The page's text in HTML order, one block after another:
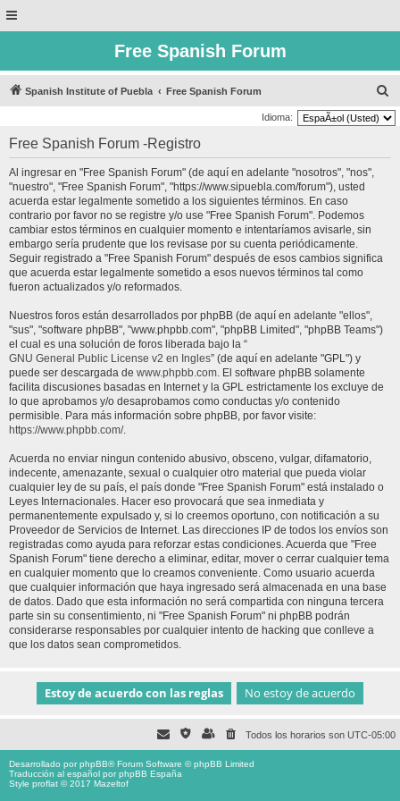
Free Spanish Forum
Spanish Institute of Puebla Free Spanish Forum
u
Idioma:
Free Spanish Forum -Registro
Al ingresar en "Free Spanish Forum" (de aquí en adelante "nosotros", "nos",
"nuestro", "Free Spanish Forum", "https://www.sipuebla.com/forum"), usted
acuerda estar legalmente sometido a los siguientes términos. En caso
contrario por favor no se registre y/o use "Free Spanish Forum". Podemos
cambiar estos términos en cualquier momento e intentaríamos avisarle, sin
embargo sería prudente que los revisase por su cuenta periódicamente.
Seguir registrado a "Free Spanish Forum" después de esos cambios significa
que acuerda estar legalmente sometido a esos nuevos términos tal como
fueron actualizados y/o reformados.
Nuestros foros están desarrollados por phpBB (de aquí en adelante "ellos",
"sus", "software phpBB", "www.phpbb.com", "phpBB Limited", "phpBB Teams")
el cual es una solución de foros liberada bajo la “
GNU General Public License v2 en Ingles” (de aquí en adelante "GPL") y
puede ser descargada de www.phpbb.com. El software phpBB solamente
facilita discusiones basadas en Internet y la GPL estrictamente los excluye de
lo que aprobamos y/o desaprobamos como conductas y/o contenido
permisible. Para más información sobre phpBB, por favor visite:
https://www.phpbb.com/.
Acuerda no enviar ningun contenido abusivo, obsceno, vulgar, difamatorio,
indecente, amenazante, sexual o cualquier otro material que pueda violar
cualquier ley de su país, el país donde "Free Spanish Forum" está instalado o
Leyes Internacionales. Hacer eso provocará que sea inmediata y
permanentemente expulsado y, si lo creemos oportuno, con notificación a su
Proveedor de Servicios de Internet. Las direcciones IP de todos los envíos son
registradas como ayuda para reforzar estas condiciones. Acuerda que "Free
Spanish Forum" tiene derecho a eliminar, editar, mover o cerrar cualquier tema
en cualquier momento que lo creamos conveniente. Como usuario acuerda
que cualquier información que haya ingresado será almacenada en una base
de datos. Dado que esta información no será compartida con ninguna tercera
parte sin su consentimiento, ni "Free Spanish Forum" ni phpBB podrán
considerarse responsables por cualquier intento de hacking que conlleve a
que los datos sean comprometidos.
Todos los horarios son UTC-05:00
Desarrollado porphpBB® Forum Software © phpBB Limited
Traducción al español porphpBB España
Style proflat © 2017 Mazeltof